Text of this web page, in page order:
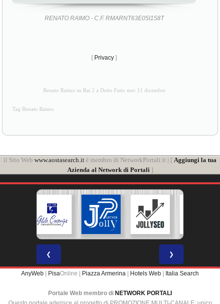
RENATO RAIMO - C.F. RMARNT63E05I158T
[ Privacy ]
Renato Raimo su Rai 2 a Detto Fatto mer 11 dicembre
Tag Renato Raimo
il Sito Web www.aostasearch.it è membro di NetworkPortali.it | [ Aggiungi la tua
Azienda al Network di Portali]
❮ ❯
AnyWeb PisaOnline | Piazza Armerina Hotels Web Italia Search
Portale Web membro di NETWORK PORTALI